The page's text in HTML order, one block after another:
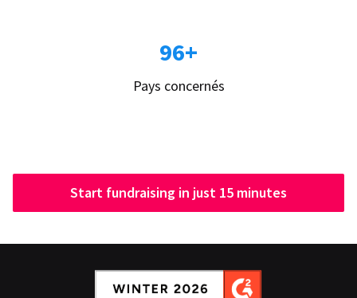
96+
Pays concernés
Start fundraising in just 15 minutes